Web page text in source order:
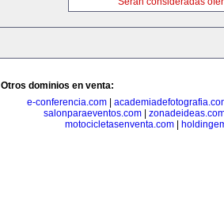
Otros dominios en venta:
e-conferencia.com
salonparaeventos.com
motocicletasenventa.com|